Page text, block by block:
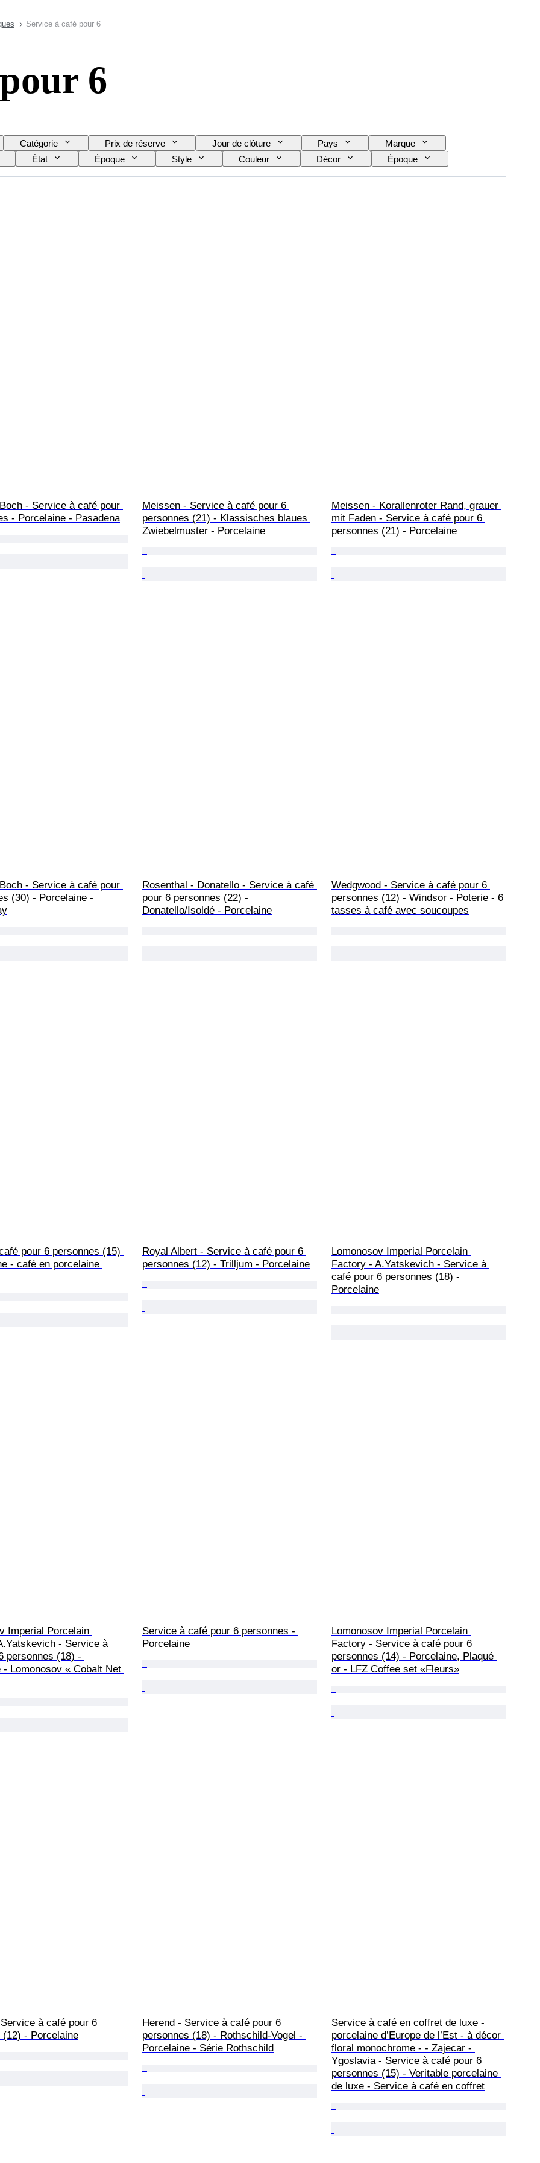
Service à café pour 6
6
Catégorie Prix de réserve Jour de clôture Pays
Marque
État Époque Style Couleur Décor
Époque
- Service à café pour
- Porcelaine - Pasadena
Meissen - Service à café pour 6
personnes (21) - Klassisches blaues
Zwiebelmuster - Porcelaine
Meissen - Korallenroter Rand, grauer
mit Faden - Service à café pour 6
personnes (21) - Porcelaine
- Service à café pour
(30) - Porcelaine -
Rosenthal - Donatello - Service à café
pour 6 personnes (22) -
Donatello/Isoldé - Porcelaine
Wedgwood - Service à café pour 6
personnes (12) - Windsor - Poterie - 6
tasses à café avec soucoupes
pour 6 personnes (15)
- café en porcelaine
Royal Albert - Service à café pour 6
personnes (12) - Trilljum - Porcelaine
Lomonosov Imperial Porcelain
Factory - A.Yatskevich - Service à
café pour 6 personnes (18) -
Porcelaine
Imperial Porcelain
- Service à
personnes (18) -
- Lomonosov « Cobalt Net
Service à café pour 6 personnes -
Porcelaine
Lomonosov Imperial Porcelain
Factory - Service à café pour 6
personnes (14) - Porcelaine, Plaqué
or - LFZ Coffee set «Fleurs»
à café pour 6
(12) - Porcelaine
Herend - Service à café pour 6
personnes (18) - Rothschild-Vogel -
Porcelaine - Série Rothschild
Service à café en coffret de luxe -
porcelaine d’Europe de l’Est - à décor
floral monochrome - - Zajecar -
Ygoslavia - Service à café pour 6
personnes (15) - Veritable porcelaine
de luxe - Service à café en coffret